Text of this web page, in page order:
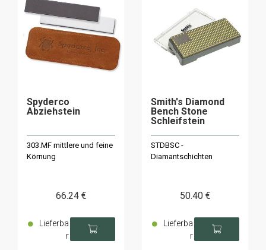
Spyderco
Abziehstein
303.MF mittlere und feine
Körnung
66.24 €
Lieferba
r
Smith's Diamond
Bench Stone
Schleifstein
STDBSC -
Diamantschichten
50.40 €
Lieferba
r